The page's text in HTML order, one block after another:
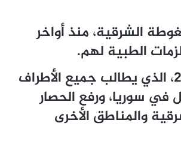
مدني في الغوطة الشرقية، منذ أواخر
والسبت الماضي، اعتمد مجلس الأمن، القرار 2401، الذي يطالب جميع الأطراف
30 يومًا على الأقل في سوريا، ورفع الحصار
والمناطق الأخرى